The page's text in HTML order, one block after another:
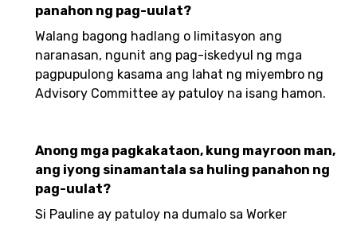
panahon ng pag-uulat?
Walang bagong hadlang o limitasyon ang
naranasan, ngunit ang pag-iskedyul ng mga
pagpupulong kasama ang lahat ng miyembro ng
Advisory Committee ay patuloy na isang hamon.
Anong mga pagkakataon, kung mayroon man,
ang iyong sinamantala sa huling panahon ng
pag-uulat?
Si Pauline ay patuloy na dumalo sa Worker